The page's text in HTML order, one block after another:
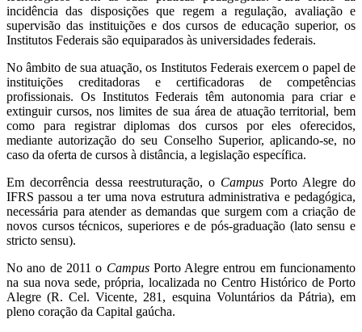
incidência das disposições que regem a regulação, avaliação e
supervisão das instituições e dos cursos de educação superior, os
Institutos Federais são equiparados às universidades federais.
No âmbito de sua atuação, os Institutos Federais exercem o papel de
instituições creditadoras e certificadoras de competências
profissionais. Os Institutos Federais têm autonomia para criar e
extinguir cursos, nos limites de sua área de atuação territorial, bem
como para registrar diplomas dos cursos por eles oferecidos,
mediante autorização do seu Conselho Superior, aplicando-se, no
caso da oferta de cursos à distância, a legislação específica.
Em decorrência dessa reestruturação, o Campus Porto Alegre do
IFRS passou a ter uma nova estrutura administrativa e pedagógica,
necessária para atender as demandas que surgem com a criação de
novos cursos técnicos, superiores e de pós-graduação (lato sensu e
stricto sensu).
No ano de 2011 o CampusPorto Alegre entrou em funcionamento
na sua nova sede, própria, localizada no Centro Histórico de Porto
Alegre (R. Cel. Vicente, 281, esquina Voluntários da Pátria), em
pleno coração da Capital gaúcha.